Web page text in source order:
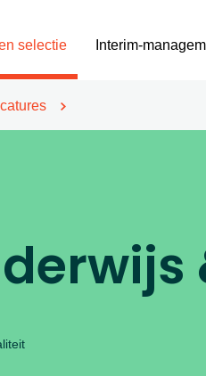
selectie Interim-